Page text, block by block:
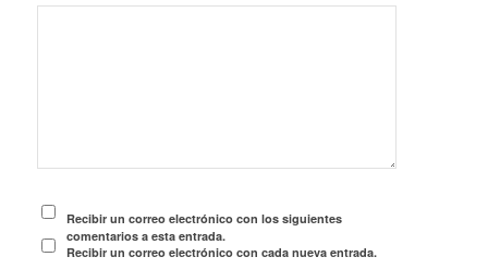
Recibir un correo electrónico con los siguientes
comentarios a esta entrada.
Recibir un correo electrónico con cada nueva entrada.